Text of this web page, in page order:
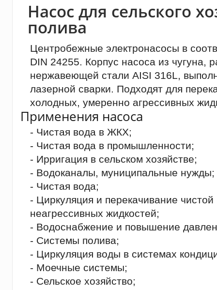
Насос для сельского
полива
Центробежные электронасосы в
DIN 24255. Корпус насоса из чугуна,
нержавеющей стали AISI 316L,
лазерной сварки. Подходят для
холодных, умеренно агрессивных
Применения насоса
- Чистая вода в ЖКХ;
- Чистая вода в промышленности;
- Ирригация в сельском хозяйстве;
- Водоканалы, муниципальные нужды;
- Чистая вода;
- Циркуляция и перекачивание
неагрессивных жидкостей;
- Водоснабжение и повышение
- Системы полива;
- Циркуляция воды в системах
- Моечные системы;
- Сельское хозяйство;